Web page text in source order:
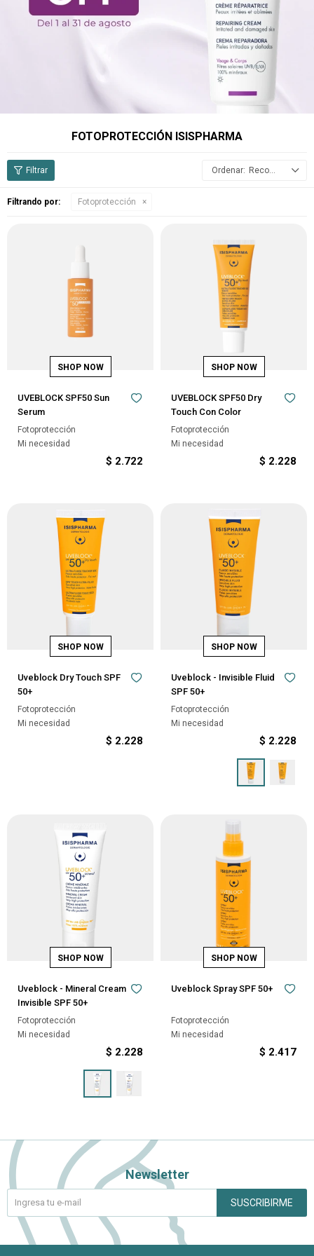
FOTOPROTECCIÓN ISISPHARMA
Recomendados
Filtrando por: Fotoprotección
UVEBLOCK SPF50 Sun
Serum
Fotoprotección
Mi necesidad
$ 2.722
UVEBLOCK SPF50 Dry
Touch Con Color
Fotoprotección
Mi necesidad
$ 2.228
Uveblock Dry Touch SPF
50+
Fotoprotección
Mi necesidad
$ 2.228
Uveblock - Invisible Fluid
SPF 50+
Fotoprotección
Mi necesidad
$ 2.228
Uveblock - Mineral Cream
Invisible SPF 50+
Fotoprotección
Mi necesidad
$ 2.228
Uveblock Spray SPF 50+
Fotoprotección
Mi necesidad
$ 2.417
Newsletter
SUSCRIBIRME